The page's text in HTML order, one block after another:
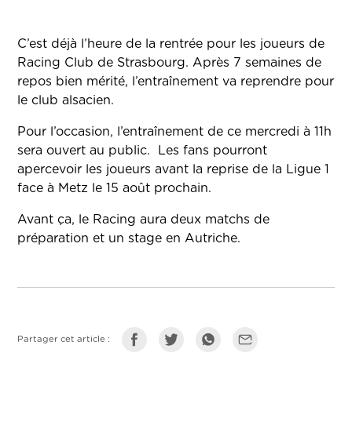
C’est déjà l’heure de la rentrée pour les joueurs de
Racing Club de Strasbourg. Après 7 semaines de
repos bien mérité, l’entraînement va reprendre pour
le club alsacien.
Pour l’occasion, l’entraînement de ce mercredi à 11h
sera ouvert au public. Les fans pourront
apercevoir les joueurs avant la reprise de la Ligue 1
face à Metz le 15 août prochain.
Avant ça, le Racing aura deux matchs de
préparation et un stage en Autriche.
Partager cet article :